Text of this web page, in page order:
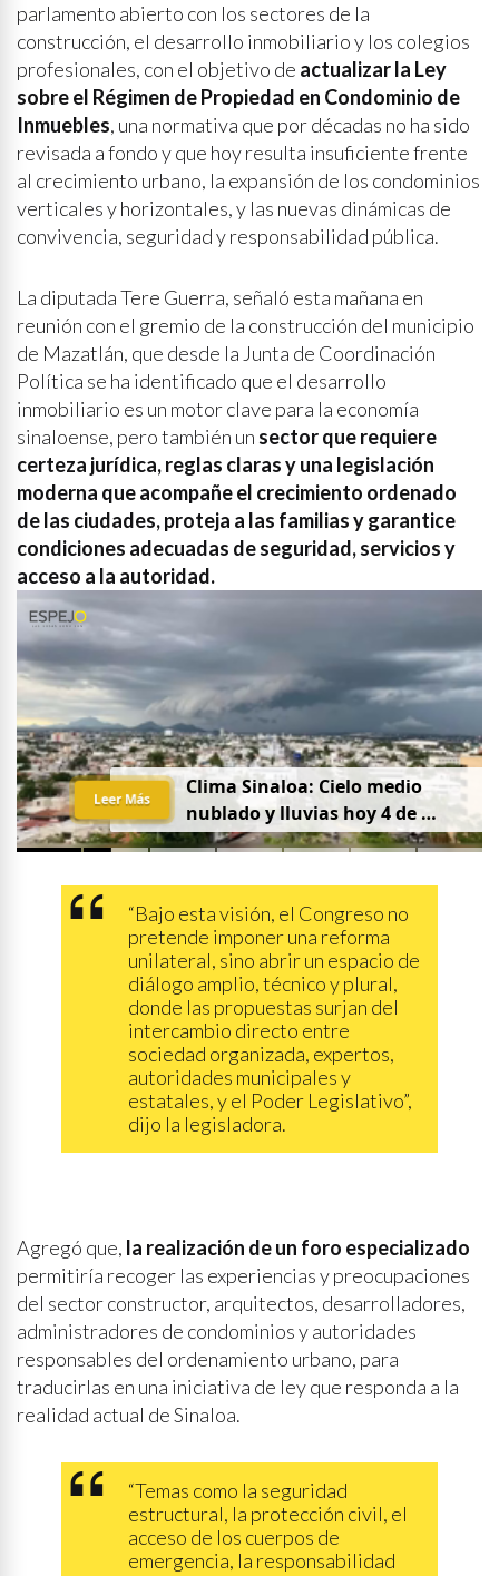
parlamento abierto con los sectores de la
construcción, el desarrollo inmobiliario y los colegios
profesionales, con el objetivo de actualizar la Ley
sobre el Régimen de Propiedad en Condominio de
Inmuebles, una normativa que por décadas no ha sido
revisada a fondo y que hoy resulta insuficiente frente
al crecimiento urbano, la expansión de los condominios
verticales y horizontales, y las nuevas dinámicas de
convivencia, seguridad y responsabilidad pública.
La diputada Tere Guerra, señaló esta mañana en
reunión con el gremio de la construcción del municipio
de Mazatlán, que desde la Junta de Coordinación
Política se ha identificado que el desarrollo
inmobiliario es un motor clave para la economía
sinaloense, pero también un sector que requiere
certeza jurídica, reglas claras y una legislación
moderna que acompañe el crecimiento ordenado
de las ciudades, proteja a las familias y garantice
condiciones adecuadas de seguridad, servicios y
acceso a la autoridad.
Clima Sinaloa: Cielo medio
nubladoy lluvias hoy4de
agosto
Leer Más
“Bajo esta visión, el Congreso no
pretende imponer una reforma
unilateral, sino abrir un espacio de
diálogo amplio, técnico y plural,
donde las propuestas surjan del
intercambio directo entre
sociedad organizada, expertos,
autoridades municipales y
estatales, y el Poder Legislativo”,
dijo la legisladora.
Agregó que, la realización de un foro especializado
permitiría recoger las experiencias y preocupaciones
del sector constructor, arquitectos, desarrolladores,
administradores de condominios y autoridades
responsables del ordenamiento urbano, para
traducirlas en una iniciativa de ley que responda a la
realidad actual de Sinaloa.
“Temas como la seguridad
estructural, la protección civil, el
acceso de los cuerpos de
emergencia, la responsabilidad